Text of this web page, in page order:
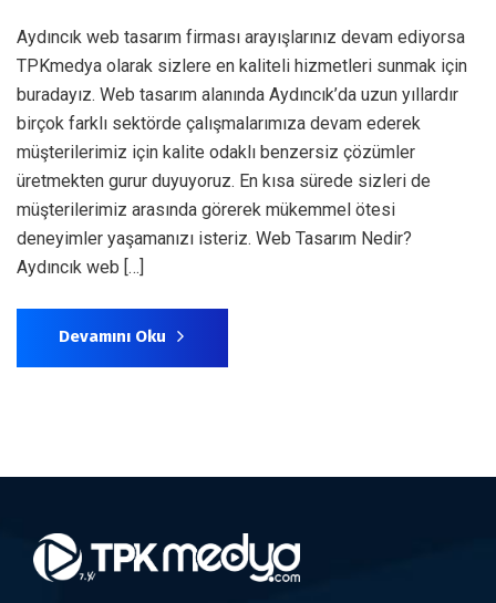
Aydıncık web tasarım firması arayışlarınız devam ediyorsa
TPKmedya olarak sizlere en kaliteli hizmetleri sunmak için
buradayız. Web tasarım alanında Aydıncık’da uzun yıllardır
birçok farklı sektörde çalışmalarımıza devam ederek
müşterilerimiz için kalite odaklı benzersiz çözümler
üretmekten gurur duyuyoruz. En kısa sürede sizleri de
müşterilerimiz arasında görerek mükemmel ötesi
deneyimler yaşamanızı isteriz. Web Tasarım Nedir?
Aydıncık web […]
Devamını Oku